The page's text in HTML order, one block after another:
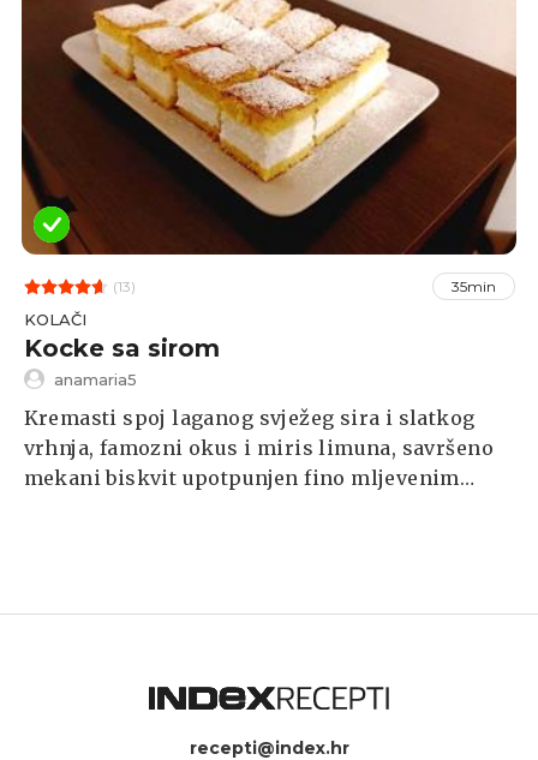
(13) 35min
KOLAČI
Kocke sa sirom
anamaria5
Kremasti spoj laganog svježeg sira i slatkog
vrhnja, famozni okus i miris limuna, savršeno
mekani biskvit upotpunjen fino mljevenim
recepti@index.hr